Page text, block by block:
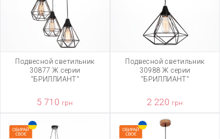
Подвесной светильник
30877 Ж серии
"БРИЛЛИАНТ"
5 710 грн
Подвесной светильник
30988 Ж серии
"БРИЛЛИАНТ"
2 220 грн